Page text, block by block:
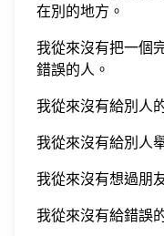
在別的地方。
我從來沒有把一個
錯誤的人。
我從來沒有給別人
我從來沒有給別人
我從來沒有想過朋
我從來沒有給錯誤